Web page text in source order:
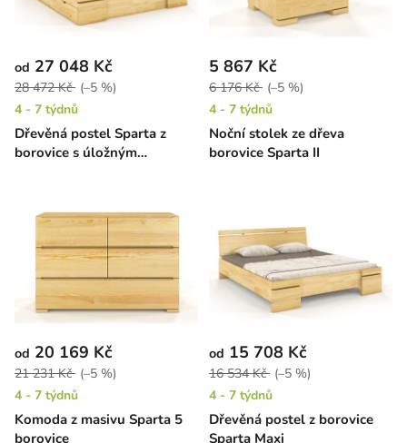
Dřevěná postel Sparta z
borovice s úložným
od 27 048 Kč
28 472 Kč (–5 %)
4 - 7 týdnů
Noční stolek ze dřeva
borovice Sparta II
5 867 Kč
6 176 Kč (–5 %)
4 - 7 týdnů
Komoda z masivu Sparta 5
borovice
od 20 169 Kč
21 231 Kč (–5 %)
4 - 7 týdnů
Dřevěná postel z borovice
Sparta Maxi
od 15 708 Kč
16 534 Kč (–5 %)
4 - 7 týdnů